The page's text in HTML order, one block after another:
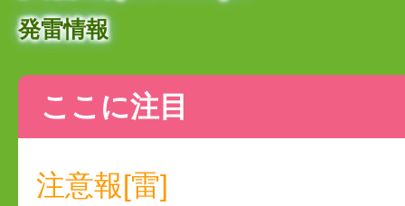
発雷情報
ここに注目
注意報[雷]